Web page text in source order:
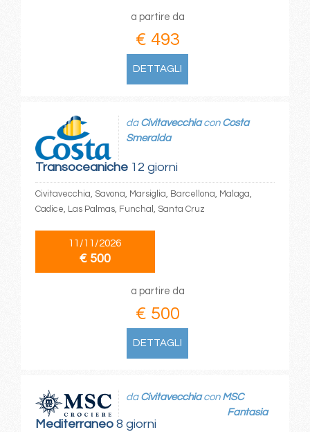
a partire da
€ 493
DETTAGLI
Transoceaniche12 giorni
da Civitavecchiacon Costa
Smeralda
Civitavecchia, Savona, Marsiglia, Barcellona, Malaga,
Cadice, Las Palmas, Funchal, Santa Cruz
11/11/2026
€ 500
a partire da
€ 500
DETTAGLI
Mediterraneo8 giorni
da Civitavecchiacon MSC
Fantasia